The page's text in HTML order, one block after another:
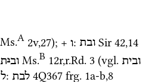
Ms.A 2v,27); + ו: ובת Sir 42,14
ובית Ms.B 12r,r.Rd. 3 (vgl. ובית
ל: לבת 4Q367 frg. 1a-b,8